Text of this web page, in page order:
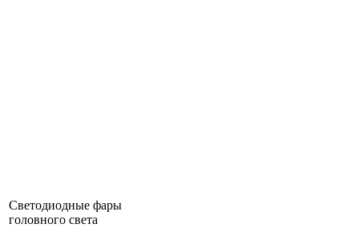
Светодиодные фары
головного света